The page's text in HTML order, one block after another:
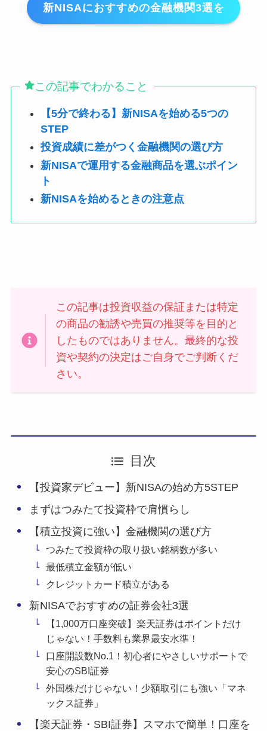
新NISAにおすすめの金融機関3選を
この記事でわかること
【5分で終わる】新NISAを始める5つの
STEP
投資成績に差がつく金融機関の選び方
新NISAで運用する金融商品を選ぶポイン
ト
新NISAを始めるときの注意点
この記事は投資収益の保証または特定
の商品の勧誘や売買の推奨等を目的と
したものではありません。最終的な投
資や契約の決定はご自身でご判断くだ
さい。
目次
【投資家デビュー】新NISAの始め方5STEP
まずはつみたて投資枠で肩慣らし
【積立投資に強い】金融機関の選び方
つみたて投資枠の取り扱い銘柄数が多い
最低積立金額が低い
クレジットカード積立がある
新NISAでおすすめの証券会社3選
【1,000万口座突破】楽天証券はポイントだけ
じゃない！手数料も業界最安水準！
口座開設数No.1！初心者にやさしいサポートで
安心のSBI証券
外国株だけじゃない！少額取引にも強い「マネ
ックス証券」
【楽天証券・SBI証券】スマホで簡単！口座を